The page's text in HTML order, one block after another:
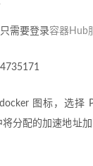
需要登录容器Hub
图标，选择
将分配的加速地址